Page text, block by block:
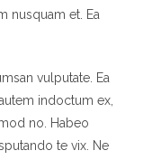
nusquam et. Ea
vulputate. Ea
indoctum ex,
no. Habeo
te vix. Ne